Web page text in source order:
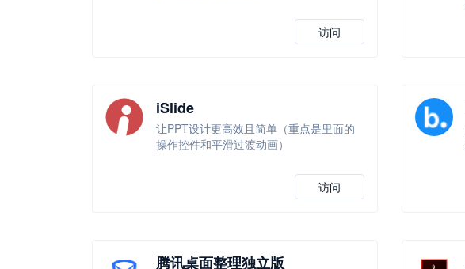
访问
iSlide
让PPT设计更高效且简单（重点是里面的
操作控件和平滑过渡动画）
访问
腾讯桌面整理独立版